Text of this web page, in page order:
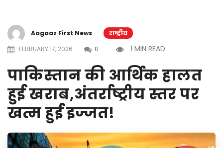
Aagaaz First News
राष्ट्रीय
FEBRUARY 17, 2026
0 1 MIN READ
पाकिस्तान की आर्थिक हालत
हुई खराब,अंतर्राष्ट्रीय स्तर पर
खत्म हुई इज्जत!